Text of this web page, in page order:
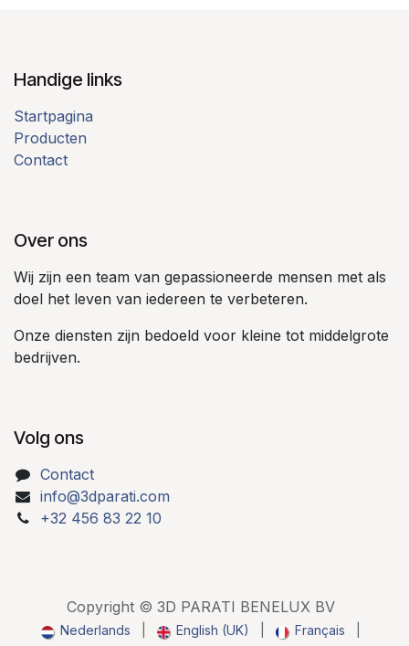
Handige links
Startpagina
Producten
Contact
Over ons
Wij zijn een team van gepassioneerde mensen met als
doel het leven van iedereen te verbeteren.
Onze diensten zijn bedoeld voor kleine tot middelgrote
bedrijven.
Volg ons
Contact
info@3dparati.com
+32 456 83 22 10
Copyright © 3D PARATI BENELUX BV
Nederlands English (UK) Français